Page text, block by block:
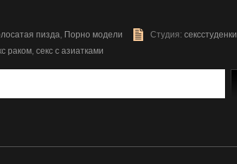
пизда, Порно модели Студия: сексстуденки
раком, секс с азиатками